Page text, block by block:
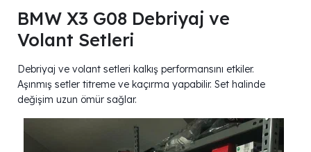
BMW X3 G08 Debriyaj ve
Volant Setleri
Debriyaj ve volant setleri kalkış performansını etkiler.
Aşınmış setler titreme ve kaçırma yapabilir. Set halinde
değişim uzun ömür sağlar.